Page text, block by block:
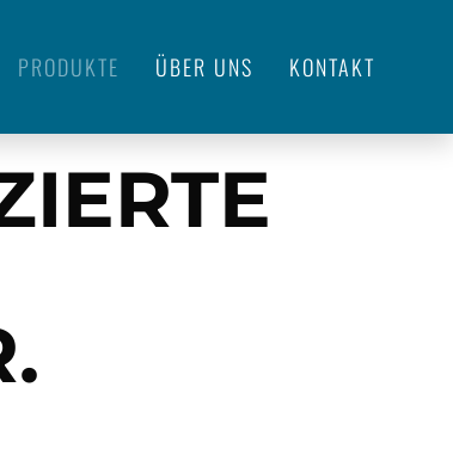
PRODUKTE ÜBER UNS KONTAKT
.